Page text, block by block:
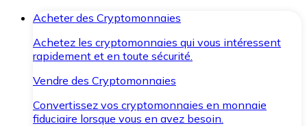
Acheter des Cryptomonnaies
Achetez les cryptomonnaies qui vous intéressent
rapidement et en toute sécurité.
Vendre des Cryptomonnaies
Convertissez vos cryptomonnaies en monnaie
fiduciaire lorsque vous en avez besoin.